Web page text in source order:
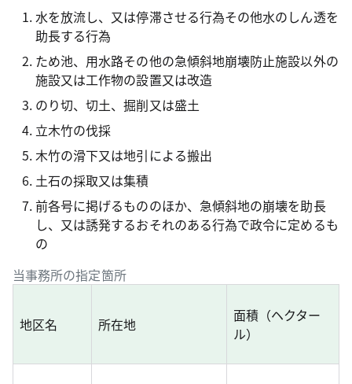
水を放流し、又は停滞させる行為その他水のしん透を
助長する行為
ため池、用水路その他の急傾斜地崩壊防止施設以外の
施設又は工作物の設置又は改造
のり切、切土、掘削又は盛土
立木竹の伐採
木竹の滑下又は地引による搬出
土石の採取又は集積
前各号に掲げるもののほか、急傾斜地の崩壊を助長
し、又は誘発するおそれのある行為で政令に定めるも
の
当事務所の指定箇所
地区名 所在地
面積（ヘクター
ル）